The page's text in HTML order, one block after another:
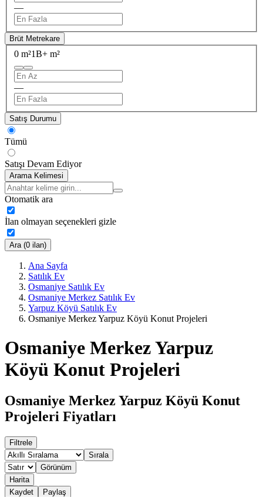
—
Brüt Metrekare
0 m²1B+ m²
—
Satış Durumu
Tümü
Satışı Devam Ediyor
Arama Kelimesi
Otomatik ara
İlan olmayan seçenekleri gizle
Ara (0 ilan)
Ana Sayfa
Satılık Ev
Osmaniye Satılık Ev
Osmaniye Merkez Satılık Ev
Yarpuz Köyü Satılık Ev
Osmaniye Merkez Yarpuz Köyü Konut Projeleri
Osmaniye Merkez Yarpuz
Köyü Konut Projeleri
Osmaniye Merkez Yarpuz Köyü Konut
Projeleri Fiyatları
Filtrele
Sırala
Görünüm
Harita
Kaydet
Paylaş